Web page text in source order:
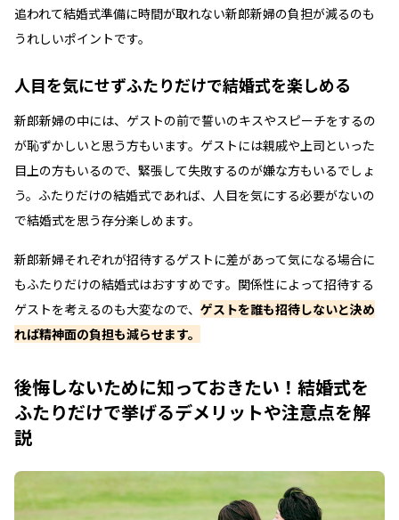
追われて結婚式準備に時間が取れない新郎新婦の負担が減るのも
うれしいポイントです。
人目を気にせずふたりだけで結婚式を楽しめる
新郎新婦の中には、ゲストの前で誓いのキスやスピーチをするの
が恥ずかしいと思う方もいます。ゲストには親戚や上司といった
目上の方もいるので、緊張して失敗するのが嫌な方もいるでしょ
う。ふたりだけの結婚式であれば、人目を気にする必要がないの
で結婚式を思う存分楽しめます。
新郎新婦それぞれが招待するゲストに差があって気になる場合に
もふたりだけの結婚式はおすすめです。関係性によって招待する
ゲストを考えるのも大変なので、 ゲストを誰も招待しないと決め
れば精神面の負担も減らせます。
後悔しないために知っておきたい！結婚式を
ふたりだけで挙げるデメリットや注意点を解
説